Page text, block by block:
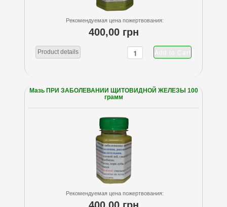
Рекомендуемая цена пожертвования:
400,00 грн
Product details
Мазь ПРИ ЗАБОЛЕВАНИИ ЩИТОВИДНОЙ ЖЕЛЕЗЫ 100
грамм
Рекомендуемая цена пожертвования: